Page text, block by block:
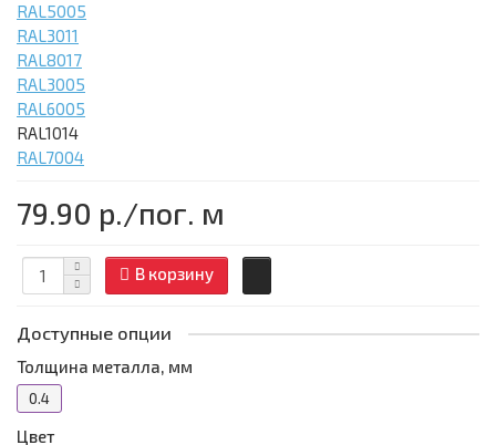
RAL5005
RAL3011
RAL8017
RAL3005
RAL6005
RAL1014
RAL7004
79.90 р./пог. м
В корзину
Доступные опции
Толщина металла, мм
0.4
Цвет